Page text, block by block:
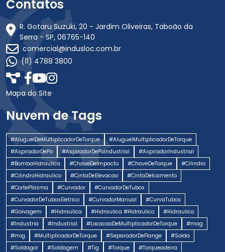
Contatos
R. Gotaru Suzuki, 20 - Jardim Oliveiras, Taboão da
Serra - SP, 06765-140
comercial@indusloc.com.br
(11) 4788 3800
Mapa do Site
Nuvem de Tags
#AluguelDeMultiplicadorDeTorque
#AluguelMultiplicadorDeTorque
#AspiradorDePo
#AspiradorDePoIndustrial
#AspiradorIndustrial
#BombaHidraulica
#ChaveDeImpacto #ChaveDeTorque
#Cilindro
#CilindroHidraulico
#CintaDeElevacao
#CintaDeIcamento
#CortePlasma
#Curvador
#CurvadorDeTubos
#CurvadorDeTubosEletrico
#CurvadorManual
#CurvaTubos
#Goivagem
#Hidraulica #Hidraulica #Hidraulico
#Hidraulico
#Industria
#Industrial #LocacaoDeMultiplicadorDeTorque
#mag
#mig
#MultiplicadorDeTorque #SeparadorDeFlange
#Solda
#Soldagor
#Soldagem #Tig #Torque #Torqueadeira